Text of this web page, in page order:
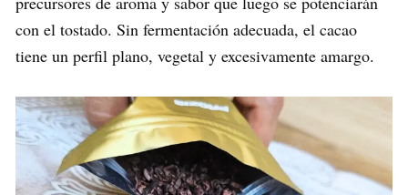
con el tostado. Sin fermentación adecuada, el cacao
tiene un perfil plano, vegetal y excesivamente amargo.